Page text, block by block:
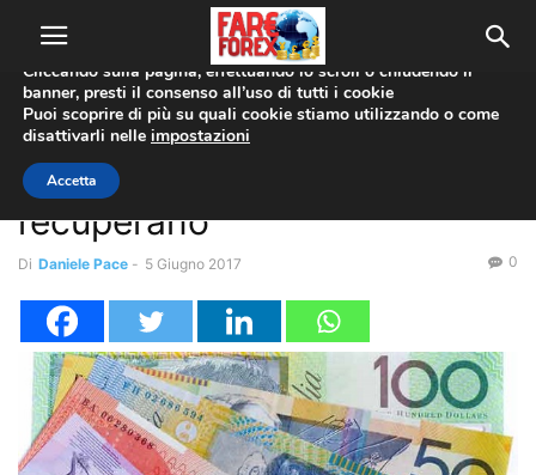
Home Analisi Tecnica
Analisi Tecnica
La sterlina e il dollaro
recuperano
Di Daniele Pace - 5 Giugno 2017 0
Utilizziamo i cookie per offrirti la migliore esperienza sul nostro
sito web.
Cliccando sulla pagina, effettuando lo scroll o chiudendo il
banner, presti il consenso all’uso di tutti i cookie
Puoi scoprire di più su quali cookie stiamo utilizzando o come
disattivarli nelle impostazioni
Accetta